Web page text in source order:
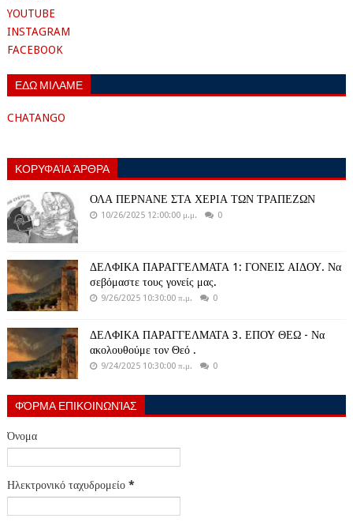
YOUTUBE
INSTAGRAM
FACEBOOK
ΕΔΩ ΜΙΛΑΜΕ
CHATANGO
ΚΟΡΥΦΑΊΑ ΆΡΘΡΑ
ΟΛΑ ΠΕΡΝΑΝΕ ΣΤΑ ΧΕΡΙΑ ΤΩΝ ΤΡΑΠΕΖΩΝ
10/26/2025 12:00:00 μ.μ. 0
ΔΕΛΦΙΚΑ ΠΑΡΑΓΓΕΛΜΑΤΑ 1: ΓΟΝΕΙΣ ΑΙΔΟΥ. Να
σεβόμαστε τους γονείς μας.
9/26/2025 10:30:00 π.μ. 0
ΔΕΛΦΙΚΑ ΠΑΡΑΓΓΕΛΜΑΤΑ 3. ΕΠΟΥ ΘΕΩ - Να
ακολουθούμε τον Θεό .
9/24/2025 10:30:00 π.μ. 0
ΦΌΡΜΑ ΕΠΙΚΟΙΝΩΝΊΑΣ
Όνομα
Ηλεκτρονικό ταχυδρομείο *